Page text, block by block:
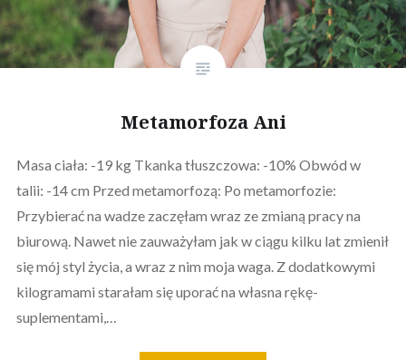
Metamorfoza Ani
Masa ciała: -19 kg Tkanka tłuszczowa: -10% Obwód w
talii: -14 cm Przed metamorfozą: Po metamorfozie:
Przybierać na wadze zaczęłam wraz ze zmianą pracy na
biurową. Nawet nie zauważyłam jak w ciągu kilku lat zmienił
się mój styl życia, a wraz z nim moja waga. Z dodatkowymi
kilogramami starałam się uporać na własna rękę-
suplementami,…